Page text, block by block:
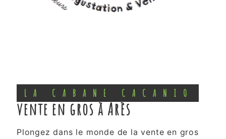
LA CABANE CACANIO
vente en gros à Arès
Plongez dans le monde de la vente en gros